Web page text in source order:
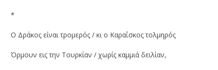
*
Ο Δράκος είναι τρομερός / κι ο Καραΐσκος τολμηρός
Όρμουν εις την Τουρκίαν / χωρίς καμμιά δειλίαν,